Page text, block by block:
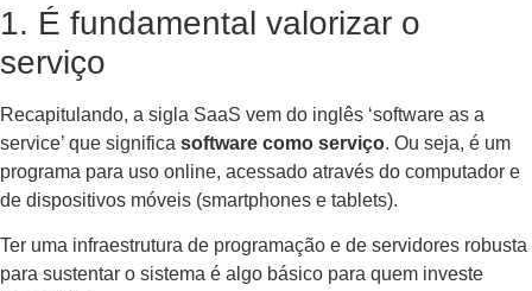
1. É fundamental valorizar o
serviço
Recapitulando, a sigla SaaS vem do inglês ‘software as a
service’ que significa software como serviço. Ou seja, é um
programa para uso online, acessado através do computador e
de dispositivos móveis (smartphones e tablets).
Ter uma infraestrutura de programação e de servidores robusta
para sustentar o sistema é algo básico para quem investe